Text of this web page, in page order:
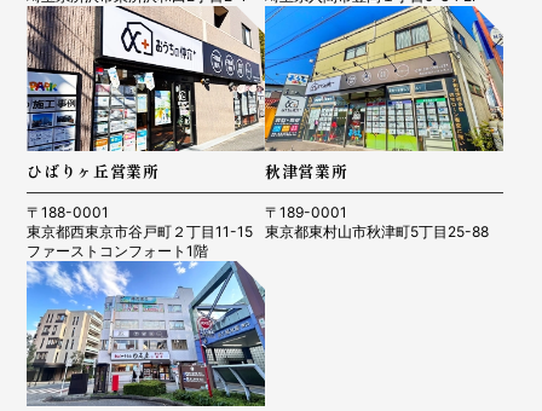
ひばりヶ丘営業所
〒188-0001
東京都西東京市谷戸町２丁目11-15
ファーストコンフォート1階
秋津営業所
〒189-0001
東京都東村山市秋津町5丁目25-88